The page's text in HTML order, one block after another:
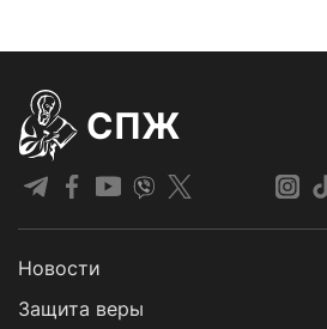
СПЖ
Новости
Защита веры